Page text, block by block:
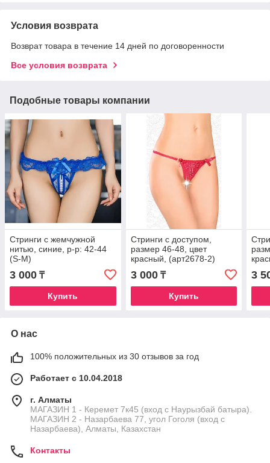
Условия возврата
Возврат товара в течение 14 дней по договоренности
Все условия возврата
Подобные товары компании
Стринги с жемчужной
нитью, синие, р-р: 42-44
(S-M)
3 000 ₸
Купить
Стринги с доступом,
размер 46-48, цвет
красный, (арт2678-2)
3 000₸
Купить
3
О нас
100% положительных из 30 отзывов за год
Работает с 10.04.2018
г. Алматы
МАГАЗИН 1 - Керемет 7к45 (вход с Наурызбай батыра).
МАГАЗИН 2 - Назарбаева 77, угол Гоголя (вход с
Назарбаева), Алматы, Казахстан
Контакты